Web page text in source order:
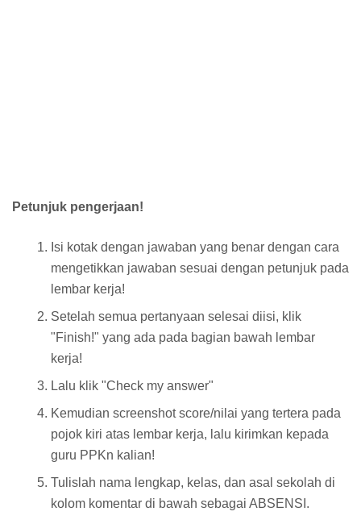
Petunjuk pengerjaan!
Isi kotak dengan jawaban yang benar dengan cara
mengetikkan jawaban sesuai dengan petunjuk pada
lembar kerja!
Setelah semua pertanyaan selesai diisi, klik
"Finish!" yang ada pada bagian bawah lembar
kerja!
Lalu klik "Check my answer"
Kemudian screenshot score/nilai yang tertera pada
pojok kiri atas lembar kerja, lalu kirimkan kepada
guru PPKn kalian!
Tulislah nama lengkap, kelas, dan asal sekolah di
kolom komentar di bawah sebagai ABSENSI.